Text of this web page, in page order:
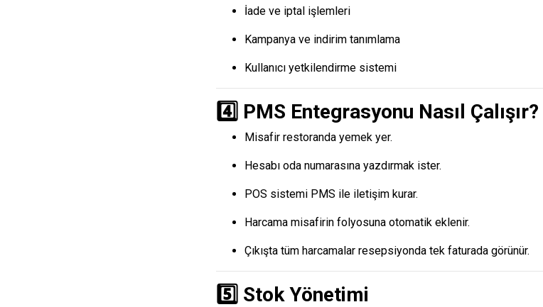
İade ve iptal işlemleri
Kampanya ve indirim tanımlama
Kullanıcı yetkilendirme sistemi
4️⃣ PMS Entegrasyonu Nasıl Çalışır?
Misafir restoranda yemek yer.
Hesabı oda numarasına yazdırmak ister.
POS sistemi PMS ile iletişim kurar.
Harcama misafirin folyosuna otomatik eklenir.
Çıkışta tüm harcamalar resepsiyonda tek faturada görünür.
5️⃣ Stok Yönetimi